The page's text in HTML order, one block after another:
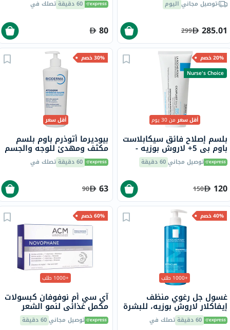
توصيل مجاني اليوم
285.01
299
60 دقيقة تصلك في
80
20% خصم
Nurse's Choice
أقل سعرمن 30 يوم
بلسم إصلاح فائق سيكابلاست
باوم بي 5+ لاروش بوزيه -
100 مل توصيل مجاني60 دقيقة
120
150
30% خصم
أقل سعر
بيوديرما أتوذرم باوم بلسم
مكثف ومهدئ للوجه والجسم
500 مل 60 دقيقة تصلك في
63
90
40% خصم
+1000 طلب
غسول جل رغوي منظف
إيفاكلار لاروش بوزيه، للبشرة
الدهنية - 400 مل
60 دقيقة تصلك في
60% خصم
+1000 طلب
آي سي أم نوفوفان كبسولات
مكمل غذائي لنمو الشعر
والأظافر حزمة من 60
توصيل مجاني60 دقيقة